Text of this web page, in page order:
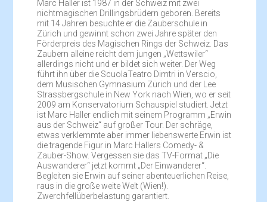
Marc Haller ist 1987 in der Schweiz mit zwei
nichtmagischen Drillingsbrüdern geboren. Bereits
mit 14 Jahren besuchte er die Zauberschule in
Zürich und gewinnt schon zwei Jahre später den
Förderpreis des Magischen Rings der Schweiz. Das
Zaubern alleine reicht dem jungen „Wettswiler“
allerdings nicht und er bildet sich weiter. Der Weg
führt ihn über die ScuolaTeatro Dimtri in Verscio,
dem Musischen Gymnasium Zürich und der Lee
Strassbergschule in New York nach Wien, wo er seit
2009 am Konservatorium Schauspiel studiert. Jetzt
ist Marc Haller endlich mit seinem Programm „Erwin
aus der Schweiz“ auf großer Tour. Der schräge,
etwas verklemmte aber immer liebenswerte Erwin ist
die tragende Figur in Marc Hallers Comedy- &
Zauber-Show. Vergessen sie das TV-Format „Die
Auswanderer“ jetzt kommt „Der Einwanderer“.
Begleiten sie Erwin auf seiner abenteuerlichen Reise,
raus in die große weite Welt (Wien!).
Zwerchfellüberbelastung garantiert.